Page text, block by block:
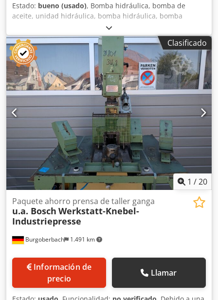
Estado: bueno (usado), Bomba hidráulica, bomba de
aceite, unidad hidráulica, bomba hidráulica, bomba
hidráulica, motor eléctrico, motor de corriente continua,
motor de tracción, motor de transmisión. -Fabricante:
Bosch, bomba hidráulica Dodpfovwi Nqox Anyokr -Tipo:
brida/eje: ver foto, cuadrado de 8 x 17 mm -Cantidad: 4
bombas disponibles -Precio: por unidad -Dimensiones:
87/84/H100 mm -Peso: 1,9 kg
Clasificado
1 /20
Burgoberbach 1.491 km
Paquete ahorro prensa de taller ganga
u.a. Bosch Werkstatt-Knebel-
Industriepresse
Información de
precio
Llamar